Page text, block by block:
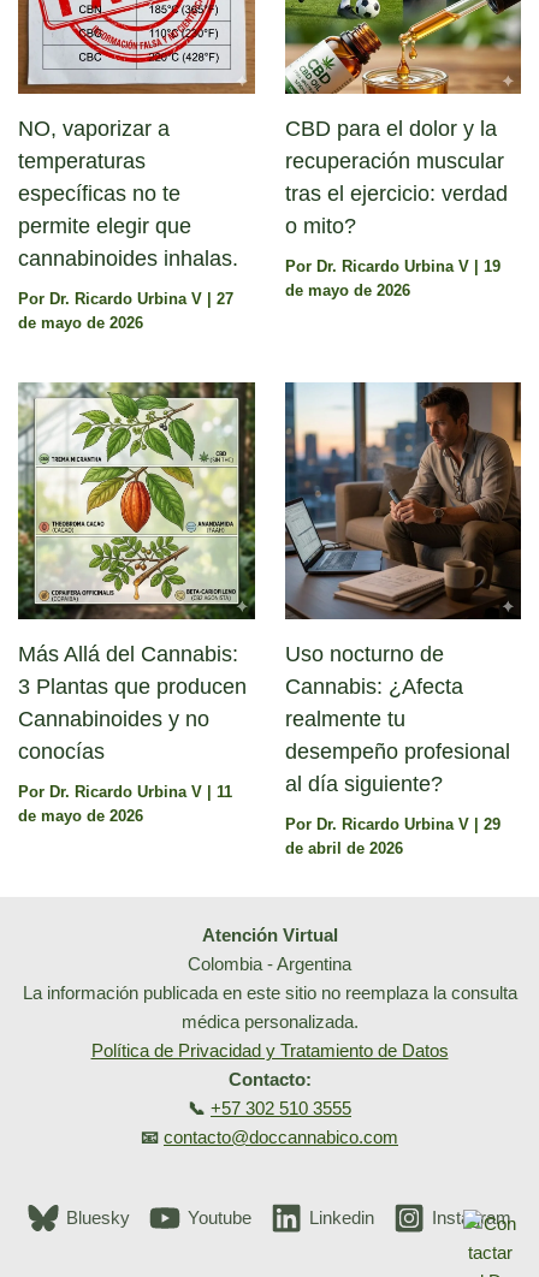
NO, vaporizar a
temperaturas
específicas no te
permite elegir que
cannabinoides inhalas.
Por Dr. Ricardo Urbina V
27
de mayo de 2026
CBD para el dolor y la
recuperación muscular
tras el ejercicio: verdad
o mito?
Por Dr. Ricardo Urbina V
19
de mayo de 2026
Más Allá del Cannabis:
3 Plantas que producen
Cannabinoides y no
conocías
Por Dr. Ricardo Urbina V
11
de mayo de 2026
Uso nocturno de
Cannabis: ¿Afecta
realmente tu
desempeño profesional
al día siguiente?
Por Dr. Ricardo Urbina V
29
de abril de 2026
Atención Virtual
Colombia - Argentina
La información publicada en este sitio no reemplaza la consulta
médica personalizada.
Política de Privacidad y Tratamiento de Datos
Contacto:
📞 +57 302 510 3555
📧 contacto@doccannabico.com
Bluesky Youtube Linkedin Instagram